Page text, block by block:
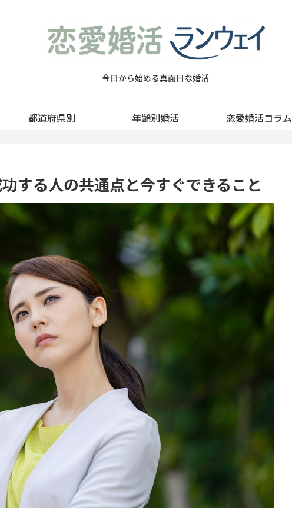
今日から始める真面目な婚活
都道府県別 年齢別婚活 恋愛婚活コラム
する人の共通点と今すぐできること